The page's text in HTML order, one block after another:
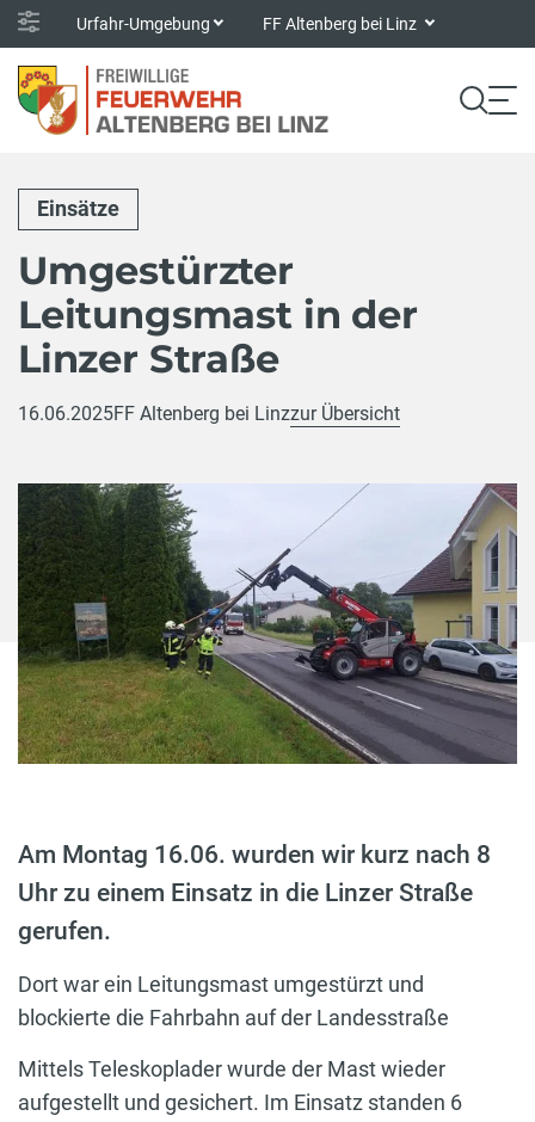
Urfahr-Umgebung FF Altenberg bei Linz
Einsätze
Umgestürzter
Leitungsmast in der
Linzer Straße
16.06.2025FF Altenberg bei Linzzur Übersicht
Am Montag 16.06. wurden wir kurz nach 8
Uhr zu einem Einsatz in die Linzer Straße
gerufen.
Dort war ein Leitungsmast umgestürzt und
blockierte die Fahrbahn auf der Landesstraße
Mittels Teleskoplader wurde der Mast wieder
aufgestellt und gesichert. Im Einsatz standen 6